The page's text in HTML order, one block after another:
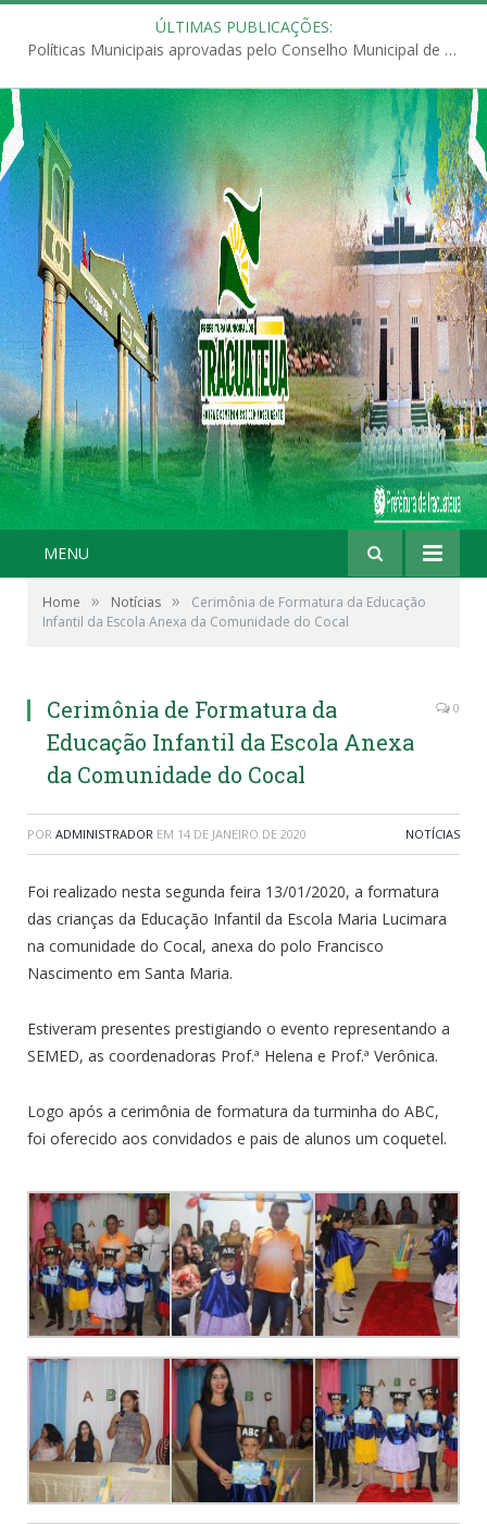
ÚLTIMAS PUBLICAÇÕES:
Políticas Municipais aprovadas pelo Conselho Municipal de Educação (CME)
MENU
Home » Notícias »
Cerimônia de Formatura da Educação
Infantil da Escola Anexa da Comunidade do Cocal
Cerimônia de Formatura da
Educação Infantil da Escola Anexa
da Comunidade do Cocal
0
POR ADMINISTRADOR EM 14 DE JANEIRO DE 2020 NOTÍCIAS
Foi realizado nesta segunda feira 13/01/2020, a formatura
das crianças da Educação Infantil da Escola Maria Lucimara
na comunidade do Cocal, anexa do polo Francisco
Nascimento em Santa Maria.
Estiveram presentes prestigiando o evento representando a
SEMED, as coordenadoras Prof.ª Helena e Prof.ª Verônica.
Logo após a cerimônia de formatura da turminha do ABC,
foi oferecido aos convidados e pais de alunos um coquetel.